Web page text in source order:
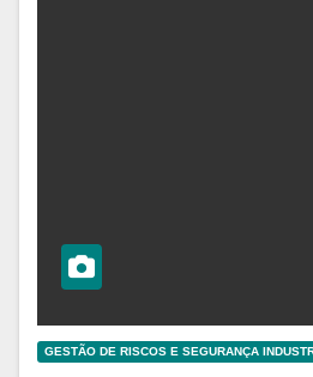
GESTÃO DE RISCOS E SEGURANÇA